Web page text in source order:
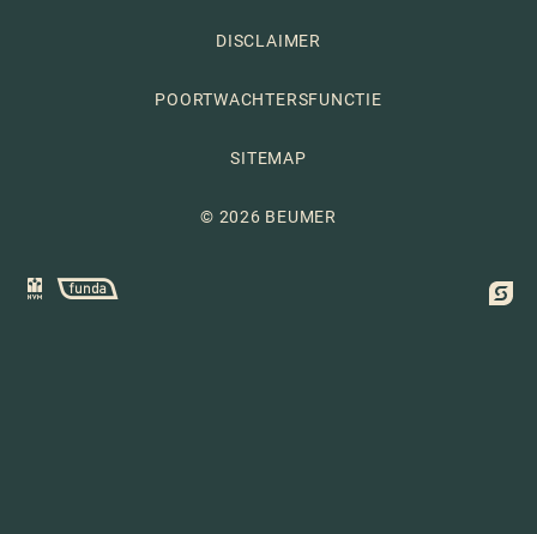
DISCLAIMER
POORTWACHTERSFUNCTIE
SITEMAP
© 2026 BEUMER